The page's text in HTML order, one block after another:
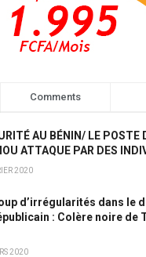
Comments
AU BÉNIN/ LE POSTE
ATTAQUE PAR DES
2020
d’irrégularités dans le
: Colère noire de
2020